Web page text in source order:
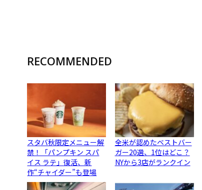
RECOMMENDED
スタバ秋限定メニュー解
禁！「パンプキン スパ
イス ラテ」復活、新
作“チャイダー”も登場
全米が認めたベストバー
ガー20選、1位はどこ？
NYから3店がランクイン